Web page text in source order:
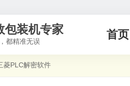
包装机专家
都精准无误
首页
菱PLC解密软件